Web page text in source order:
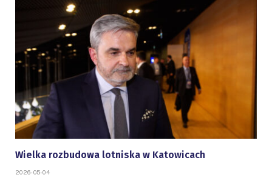
Wielka rozbudowa lotniska w Katowicach
2026-05-04